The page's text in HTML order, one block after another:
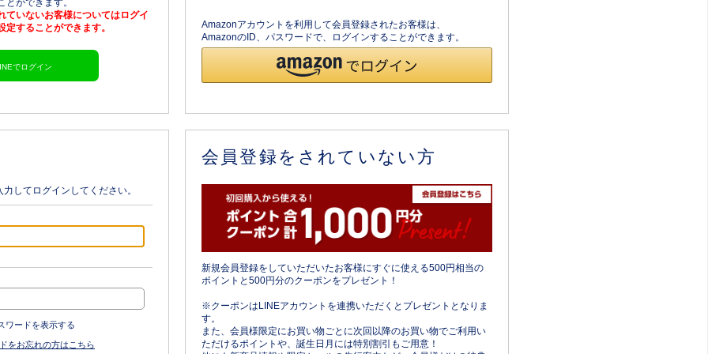
ができます。
ていないお客様についてはログイ
することができます。
でログイン
Amazonアカウントを利用して会員登録されたお客様は、
AmazonのID、パスワードで、ログインすることができます。
してログインしてください。
ワードを表示する
をお忘れの方はこちら
会員登録をされていない方
新規会員登録をしていただいたお客様にすぐに使える500円相当の
ポイントと500円分のクーポンをプレゼント！
※クーポンはLINEアカウントを連携いただくとプレゼントとなりま
す。
また、会員様限定にお買い物ごとに次回以降のお買い物でご利用い
ただけるポイントや、誕生日月には特別割引もご用意！